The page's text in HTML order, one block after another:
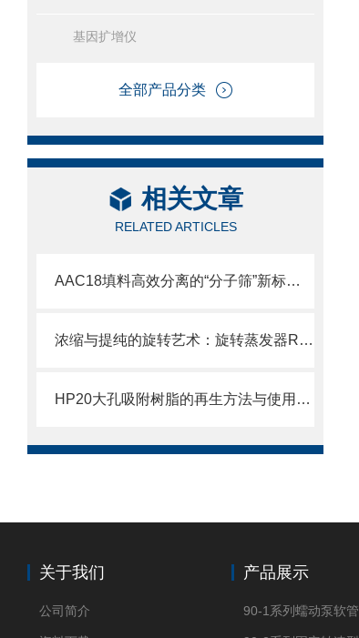
基因扩增仪
全部产品分类
相关文章
RELATED ARTICLES
AAC18填料高效分离的“分子筛”新标准，解锁生物制药纯化新境界
浓缩与提纯的旋转艺术：旋转蒸发器RE工作解析
HP20大孔吸附树脂的再生方法与使用寿命
关于我们
公司简介
产品展示
90-1系列蠕动泵软管